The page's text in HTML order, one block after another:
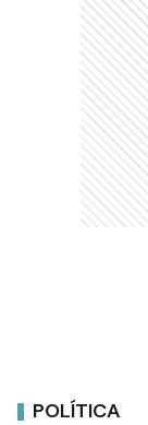
POLÍTICA